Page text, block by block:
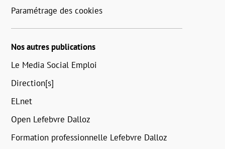
Paramétrage des cookies
Nos autres publications
Le Media Social Emploi
Direction[s]
ELnet
Open Lefebvre Dalloz
Formation professionnelle Lefebvre Dalloz